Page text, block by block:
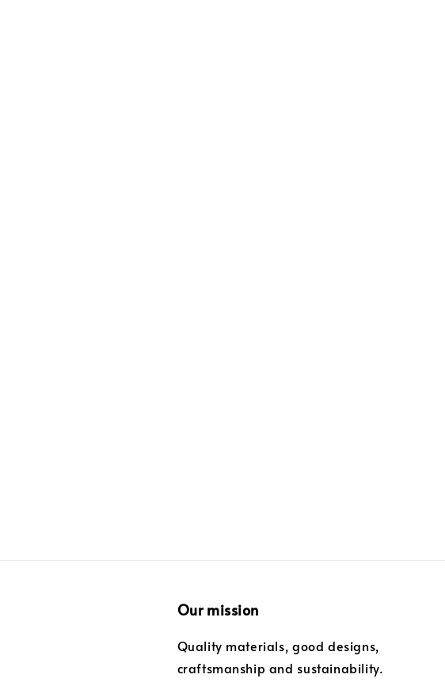
Our mission
Quality materials, good designs,
craftsmanship and sustainability.